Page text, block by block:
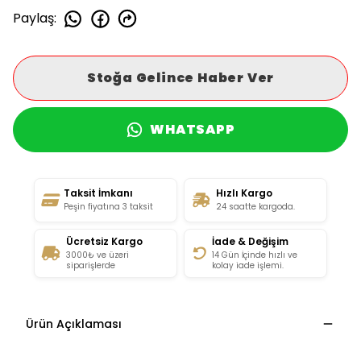
Paylaş:
Stoğa Gelince Haber Ver
WHATSAPP
Taksit İmkanı
Peşin fiyatına 3 taksit
Hızlı Kargo
24 saatte kargoda.
Ücretsiz Kargo
3000₺ ve üzeri
siparişlerde
İade & Değişim
14 Gün İçinde hızlı ve
kolay iade işlemi.
Ürün Açıklaması